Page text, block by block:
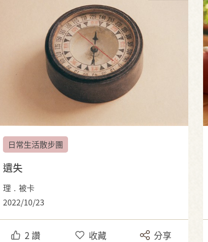
日常生活散步團
遺失
理．被卡
2022/10/23
2讚 收藏 分享